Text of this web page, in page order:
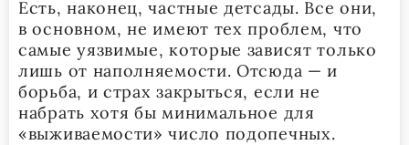
Есть, наконец, частные детсады. Все они,
в основном, не имеют тех проблем, что
самые уязвимые, которые зависят только
лишь от наполняемости. Отсюда — и
борьба, и страх закрыться, если не
набрать хотя бы минимальное для
«выживаемости» число подопечных.